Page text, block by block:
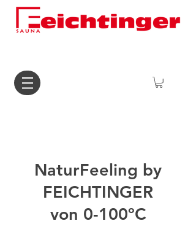
NaturFeeling by
FEICHTINGER
von 0-100ºC